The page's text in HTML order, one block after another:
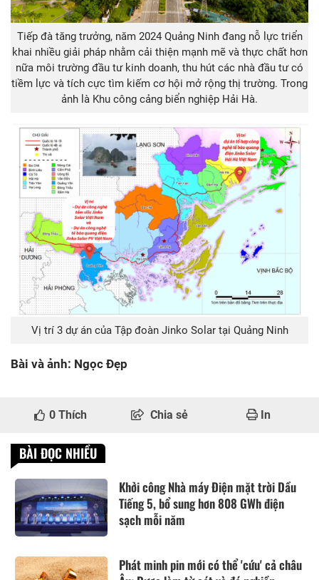
Tiếp đà tăng trưởng, năm 2024 Quảng Ninh đang nỗ lực triển
khai nhiều giải pháp nhằm cải thiện mạnh mẽ và thực chất hơn
nữa môi trường đầu tư kinh doanh, thu hút các nhà đầu tư có
tiềm lực và tích cực tìm kiếm cơ hội mở rộng thị trường. Trong
ảnh là Khu công cảng biển nghiệp Hải Hà.
Vị trí 3 dự án của Tập đoàn Jinko Solar tại Quảng Ninh
Bài và ảnh: Ngọc Đẹp
0 Thích Chia sẻ In
BÀI ĐỌC NHIỀU
Khởi công Nhà máy Điện mặt trời Dầu
Tiếng 5, bổ sung hơn 808 GWh điện
sạch mỗi năm
Phát minh pin mới có thể 'cứu' cả châu